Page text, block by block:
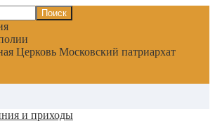
Церковь Московский патриархат
и приходы